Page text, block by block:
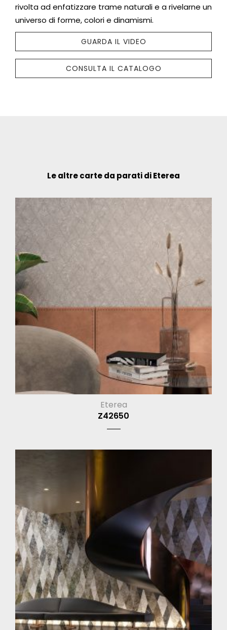
rivolta ad enfatizzare trame naturali e a rivelarne un
universo di forme, colori e dinamismi.
GUARDA IL VIDEO
CONSULTA IL CATALOGO
Le altre carte da parati di Eterea
Eterea
Z42650